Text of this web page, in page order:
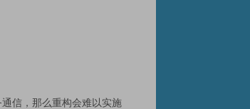
信，那么重构会难以实施